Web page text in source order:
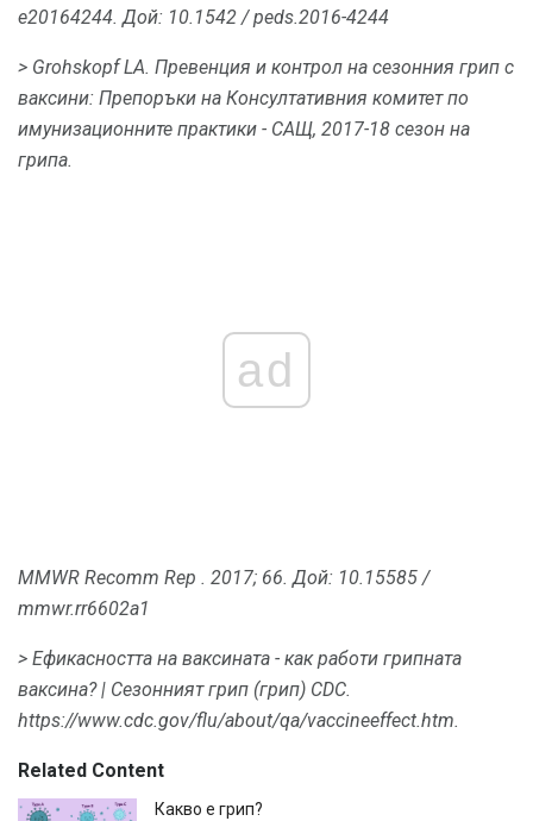
e20164244. Дой: 10.1542 / peds.2016-4244
> Grohskopf LA. Превенция и контрол на сезонния грип с
ваксини: Препоръки на Консултативния комитет по
имунизационните практики - САЩ, 2017-18 сезон на
грипа.
ad
MMWR Recomm Rep . 2017; 66. Дой: 10.15585 /
mmwr.rr6602a1
> Ефикасността на ваксината - как работи грипната
ваксина? | Сезонният грип (грип) CDC.
https://www.cdc.gov/flu/about/qa/vaccineeffect.htm.
Related Content
Какво е грип?